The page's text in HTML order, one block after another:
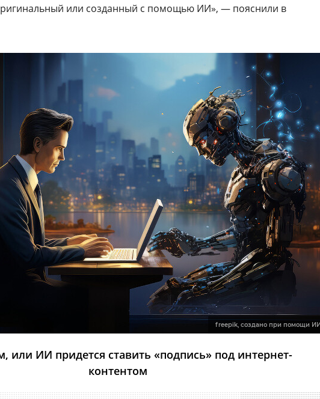
или созданный с помощью ИИ», — пояснили в
freepik, создано при помощи
или ИИ придется ставить «подпись» под интернет-
контентом